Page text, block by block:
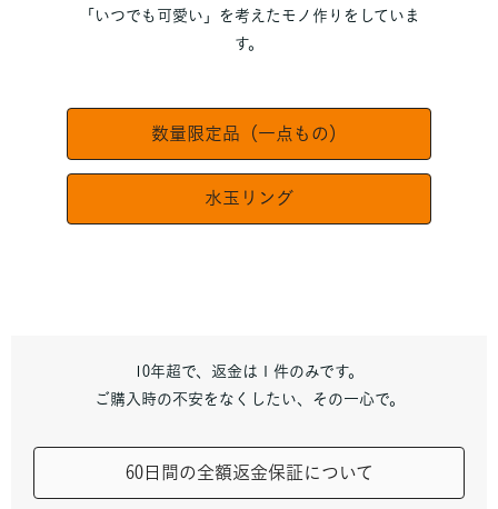
「いつでも可愛い」を考えたモノ作りをしていま
す。
数量限定品（一点もの）
水玉リング
10年超で、返金は１件のみです。
ご購入時の不安をなくしたい、その一心で。
60日間の全額返金保証について